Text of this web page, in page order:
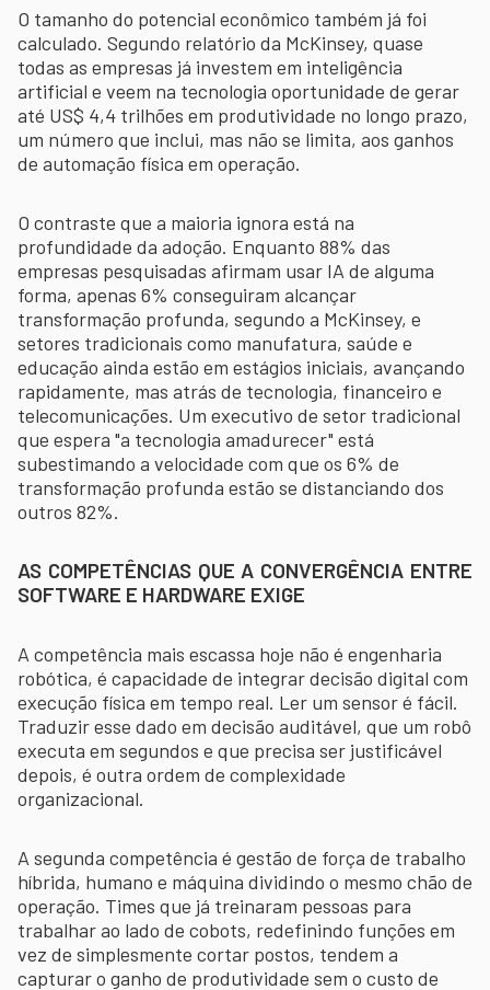
O tamanho do potencial econômico também já foi
calculado. Segundo relatório da McKinsey, quase
todas as empresas já investem em inteligência
artificial e veem na tecnologia oportunidade de gerar
até US$ 4,4 trilhões em produtividade no longo prazo,
um número que inclui, mas não se limita, aos ganhos
de automação física em operação.
O contraste que a maioria ignora está na
profundidade da adoção. Enquanto 88% das
empresas pesquisadas afirmam usar IA de alguma
forma, apenas 6% conseguiram alcançar
transformação profunda, segundo a McKinsey, e
setores tradicionais como manufatura, saúde e
educação ainda estão em estágios iniciais, avançando
rapidamente, mas atrás de tecnologia, financeiro e
telecomunicações. Um executivo de setor tradicional
que espera "a tecnologia amadurecer" está
subestimando a velocidade com que os 6% de
transformação profunda estão se distanciando dos
outros 82%.
AS COMPETÊNCIAS QUE A CONVERGÊNCIA ENTRE
SOFTWARE E HARDWARE EXIGE
A competência mais escassa hoje não é engenharia
robótica, é capacidade de integrar decisão digital com
execução física em tempo real. Ler um sensor é fácil.
Traduzir esse dado em decisão auditável, que um robô
executa em segundos e que precisa ser justificável
depois, é outra ordem de complexidade
organizacional.
A segunda competência é gestão de força de trabalho
híbrida, humano e máquina dividindo o mesmo chão de
operação. Times que já treinaram pessoas para
trabalhar ao lado de cobots, redefinindo funções em
vez de simplesmente cortar postos, tendem a
capturar o ganho de produtividade sem o custo de